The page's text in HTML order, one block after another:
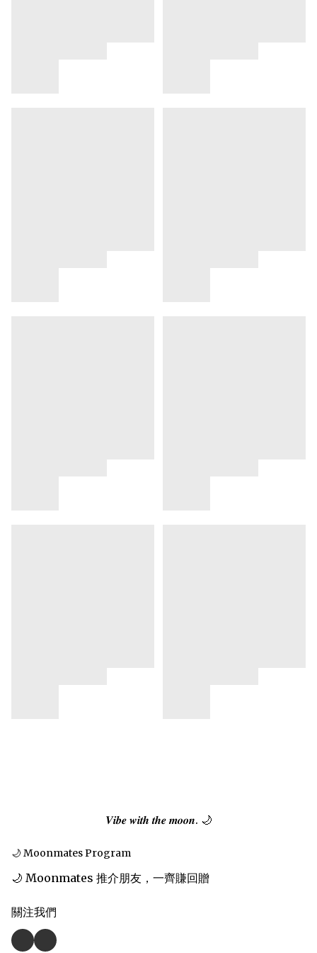
𝑽𝒊𝒃𝒆 𝒘𝒊𝒕𝒉 𝒕𝒉𝒆 𝒎𝒐𝒐𝒏. 🌙
🌙 Moonmates Program
🌙 Moonmates 推介朋友，一齊賺回贈
關注我們